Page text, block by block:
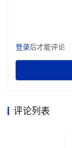
登录后才能评论
评论列表